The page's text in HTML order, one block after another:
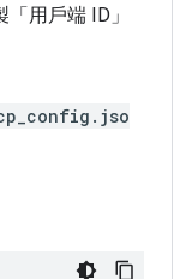
「用戶端 ID」